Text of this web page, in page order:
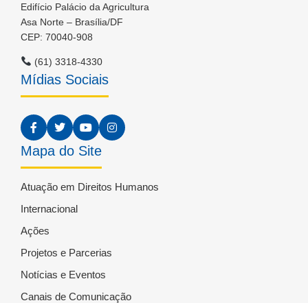
Edifício Palácio da Agricultura
Asa Norte – Brasília/DF
CEP: 70040-908
(61) 3318-4330
Mídias Sociais
Mapa do Site
Atuação em Direitos Humanos
Internacional
Ações
Projetos e Parcerias
Notícias e Eventos
Canais de Comunicação